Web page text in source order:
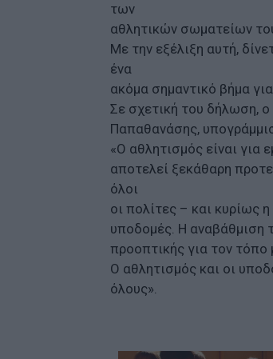
των
αθλητικών σωματείων
Με την εξέλιξη αυτή,
ένα
ακόμα σημαντικό βήμα
Σε σχετική του δήλωση,
Παπαθανάσης,
«Ο αθλητισμός είναι για
αποτελεί ξεκάθαρη
όλοι
οι πολίτες – και κυρίως
υποδομές. Η αναβάθμιση
προοπτικής για τον τόπο
Ο αθλητισμός και οι
όλους».